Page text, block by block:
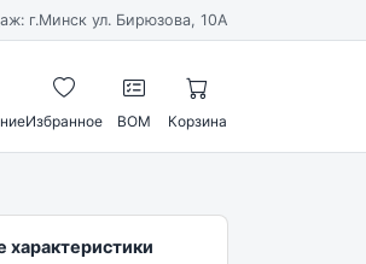
г.Минск ул. Бирюзова, 10А
Избранное BOM Корзина
характеристики